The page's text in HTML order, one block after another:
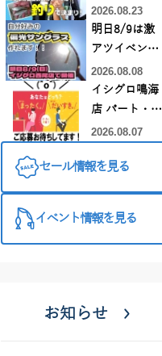
釣りデビュー
2026.08.23
明日8/9は激
アツイベント
日！！！～オ
ーダー偏光グ
ラス受注会～
2026.08.08
イシグロ鳴海
店 パート・ア
ルバイトスタ
募集中！
2026.08.07
セール情報を見る
イベント情報を見る
お知らせ